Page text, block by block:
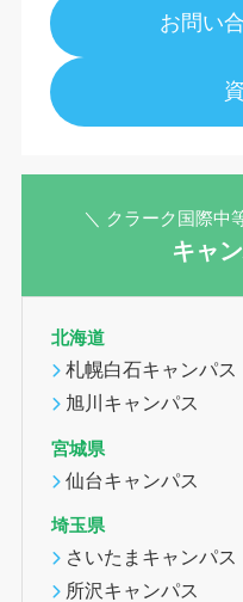
お問い
＼ クラーク国際中
キャ
北海道
札幌白石キャンパス
旭川キャンパス
宮城県
仙台キャンパス
埼玉県
さいたまキャンパス
所沢キャンパス